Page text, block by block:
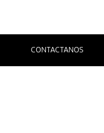
CONTACTANOS